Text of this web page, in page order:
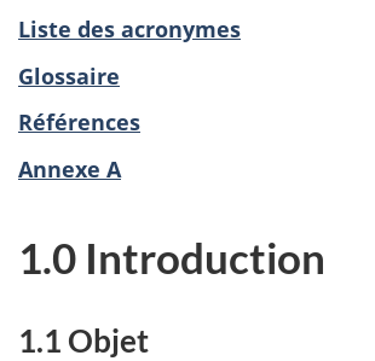
Liste des acronymes
Glossaire
Références
Annexe A
1.0 Introduction
1.1 Objet